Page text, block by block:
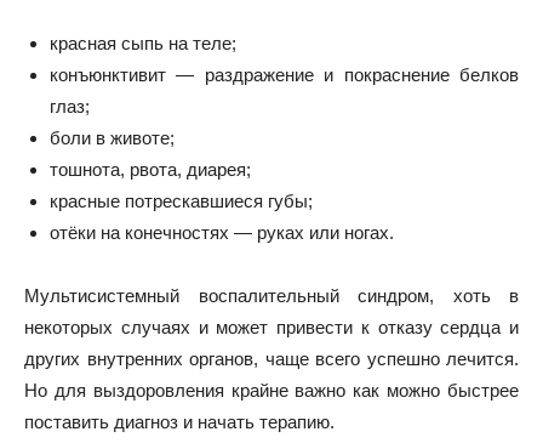
красная сыпь на теле;
конъюнктивит — раздражение и покраснение белков
глаз;
боли в животе;
тошнота, рвота, диарея;
красные потрескавшиеся губы;
отёки на конечностях — руках или ногах.
Мультисистемный воспалительный синдром, хоть в
некоторых случаях и может привести к отказу сердца и
других внутренних органов, чаще всего успешно лечится.
Но для выздоровления крайне важно как можно быстрее
поставить диагноз и начать терапию.